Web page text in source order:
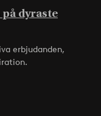
på dyraste
erbjudanden,